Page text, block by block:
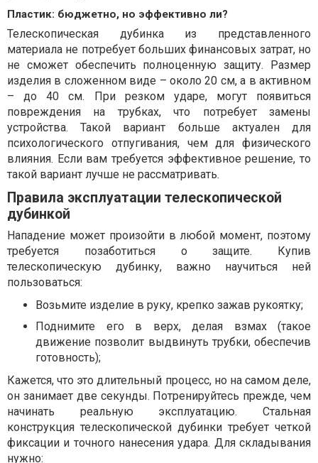
Пластик: бюджетно, но эффективно ли?
Телескопическая дубинка из представленного
материала не потребует больших финансовых затрат, но
не сможет обеспечить полноценную защиту. Размер
изделия в сложенном виде – около 20 см, а в активном
– до 40 см. При резком ударе, могут появиться
повреждения на трубках, что потребует замены
устройства. Такой вариант больше актуален для
психологического отпугивания, чем для физического
влияния. Если вам требуется эффективное решение, то
такой вариант лучше не рассматривать.
Правила эксплуатации телескопической
дубинкой
Нападение может произойти в любой момент, поэтому
требуется позаботиться о защите. Купив
телескопическую дубинку, важно научиться ней
пользоваться:
Возьмите изделие в руку, крепко зажав рукоятку;
Поднимите его в верх, делая взмах (такое
движение позволит выдвинуть трубки, обеспечив
готовность);
Кажется, что это длительный процесс, но на самом деле,
он занимает две секунды. Потренируйтесь прежде, чем
начинать реальную эксплуатацию. Стальная
конструкция телескопической дубинки требует четкой
фиксации и точного нанесения удара. Для складывания
нужно: